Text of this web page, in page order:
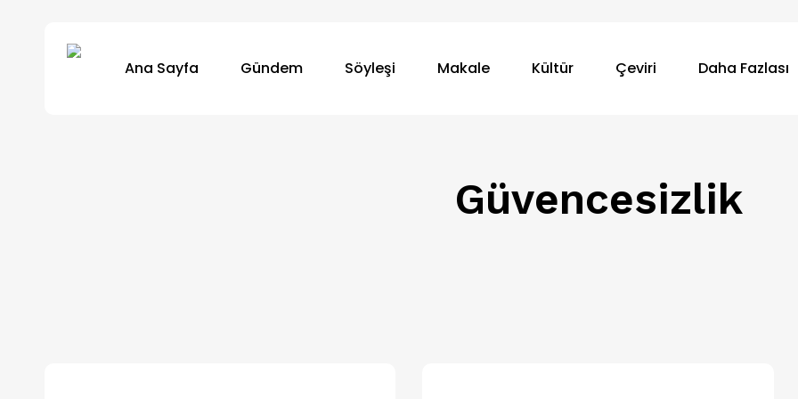
Ana Sayfa Gündem Söyleşi Makale Kültür Çeviri Daha Fazlası
Güvencesizlik